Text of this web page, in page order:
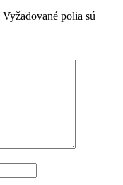
Vyžadované polia sú